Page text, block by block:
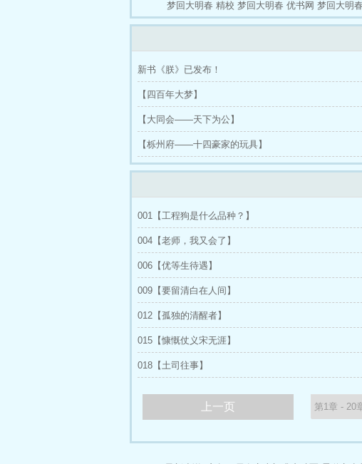
梦回大明春 精校 梦回大明春 优书网 梦回大明
新书《朕》已发布！
【四百年大梦】
【大同会——天下为公】
【栎州府——十四豪家的玩具】
001【工程狗是什么品种？】
004【老师，我又会了】
006【优等生待遇】
009【要留清白在人间】
012【孤独的清醒者】
015【慷慨仗义宋无涯】
018【土司往事】
上一页